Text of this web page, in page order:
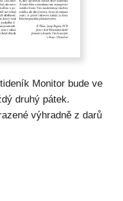
Monitor bude ve
druhý pátek.
výhradně z darů